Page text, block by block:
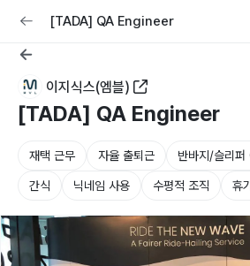
교육 커리어
[TADA] QA Engineer
이지식스(엠블)
[TADA] QA Engineer
재택 근무 자율 출퇴근 반바지/슬리퍼
간식 닉네임 사용 수평적 조직 휴